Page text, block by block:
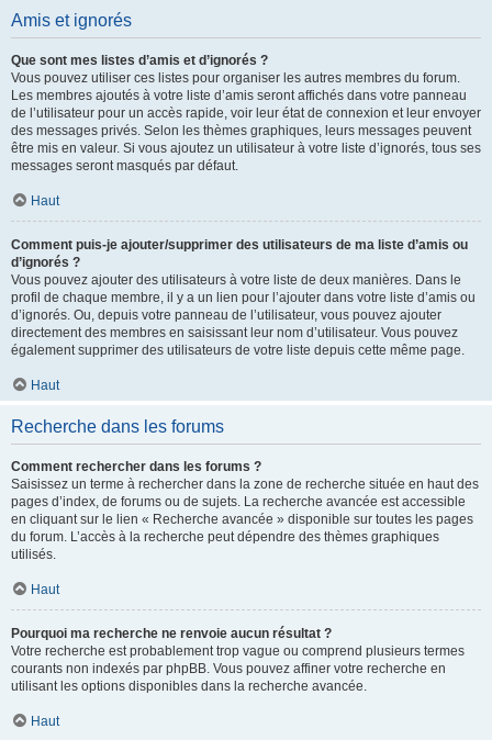
Amis et ignorés
Que sont mes listes d’amis et d’ignorés ?
Vous pouvez utiliser ces listes pour organiser les autres membres du forum.
Les membres ajoutés à votre liste d’amis seront affichés dans votre panneau
de l’utilisateur pour un accès rapide, voir leur état de connexion et leur envoyer
des messages privés. Selon les thèmes graphiques, leurs messages peuvent
être mis en valeur. Si vous ajoutez un utilisateur à votre liste d’ignorés, tous ses
messages seront masqués par défaut.
Haut
Comment puis-je ajouter/supprimer des utilisateurs de ma liste d’amis ou
d’ignorés ?
Vous pouvez ajouter des utilisateurs à votre liste de deux manières. Dans le
profil de chaque membre, il y a un lien pour l’ajouter dans votre liste d’amis ou
d’ignorés. Ou, depuis votre panneau de l’utilisateur, vous pouvez ajouter
directement des membres en saisissant leur nom d’utilisateur. Vous pouvez
également supprimer des utilisateurs de votre liste depuis cette même page.
Haut
Recherche dans les forums
Comment rechercher dans les forums ?
Saisissez un terme à rechercher dans la zone de recherche située en haut des
pages d’index, de forums ou de sujets. La recherche avancée est accessible
en cliquant sur le lien « Recherche avancée » disponible sur toutes les pages
du forum. L’accès à la recherche peut dépendre des thèmes graphiques
utilisés.
Haut
Pourquoi ma recherche ne renvoie aucun résultat ?
Votre recherche est probablement trop vague ou comprend plusieurs termes
courants non indexés par phpBB. Vous pouvez affiner votre recherche en
utilisant les options disponibles dans la recherche avancée.
Haut